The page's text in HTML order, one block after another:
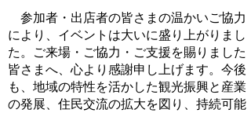
参加者・出店者の皆さまの温かいご協力
により、イベントは大いに盛り上がりまし
た。ご来場・ご協力・ご支援を賜りました
皆さまへ、心より感謝申し上げます。今後
も、地域の特性を活かした観光振興と産業
の発展、住民交流の拡大を図り、持続可能